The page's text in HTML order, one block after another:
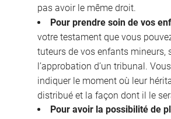
pas avoir le même droit.
Pour prendre soin de vos
votre testament que vous
tuteurs de vos enfants mineurs,
l’approbation d’un tribunal.
indiquer le moment où leur
distribué et la façon dont il le
Pour avoir la possibilité de